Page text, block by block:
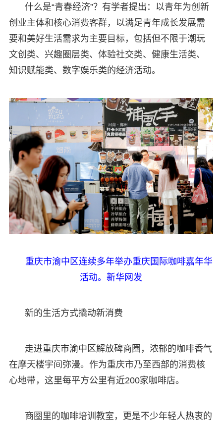
什么是“青春经济”？有学者提出：以青年为创新
创业主体和核心消费客群，以满足青年成长发展需
要和美好生活需求为主要目标，包括但不限于潮玩
文创类、兴趣圈层类、体验社交类、健康生活类、
知识赋能类、数字娱乐类的经济活动。
重庆市渝中区连续多年举办重庆国际咖啡嘉年华
活动。新华网发
新的生活方式撬动新消费
走进重庆市渝中区解放碑商圈，浓郁的咖啡香气
在摩天楼宇间弥漫。作为重庆市乃至西部的消费核
心地带，这里每平方公里有近200家咖啡店。
商圈里的咖啡培训教室，更是不少年轻人热衷的